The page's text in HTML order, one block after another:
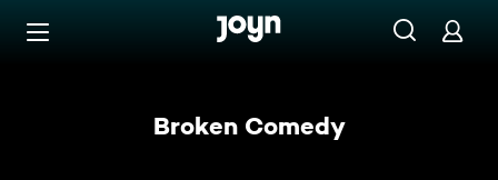
Zum Inhalt springen
Broken Comedy